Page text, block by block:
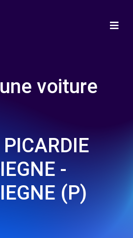
voiture
-
(P)